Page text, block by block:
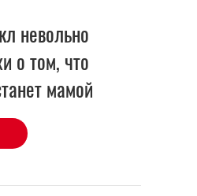
невольно
о том, что
мамой